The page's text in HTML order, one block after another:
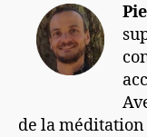
de la